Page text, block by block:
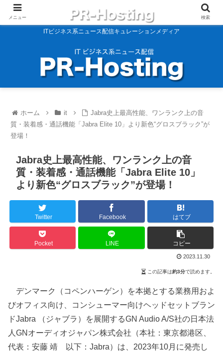
ITビジネス系ニュース配信キュレーションメディア
ホーム it
Jabra史上最高性能、ワンランク上の音
質・装着感・通話機能「Jabra Elite 10」より新色“グロスブラック”が
登場！
Jabra史上最高性能、ワンランク上の音
質・装着感・通話機能「Jabra Elite 10」
より新色“グロスブラック”が登場！
Twitter Facebook はてブ
Pocket LINE コピー
2023.11.30
この記事は約3分で読めます。
デンマーク（コペンハーゲン）を本拠とする業務用およ
びオフィス向け、コンシューマー向けヘッドセットブラン
ドJabra （ジャブラ）を展開するGN Audio A/S社の⽇本法
⼈GNオーディオジャパン株式会社（本社：東京都港区、
代表：安藤 靖 以下：Jabra）は、2023年10月に発売し
メニュー 検索